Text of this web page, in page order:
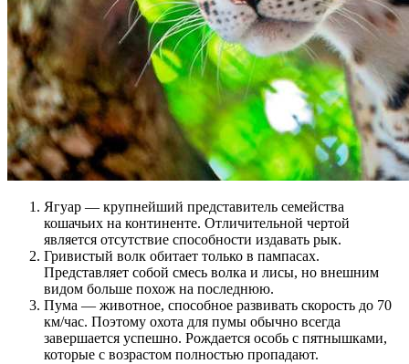
Ягуар — крупнейший представитель семейства
кошачьих на континенте. Отличительной чертой
является отсутствие способности издавать рык.
Гривистый волк обитает только в пампасах.
Представляет собой смесь волка и лисы, но внешним
видом больше похож на последнюю.
Пума — животное, способное развивать скорость до 70
км/час. Поэтому охота для пумы обычно всегда
завершается успешно. Рождается особь с пятнышками,
которые с возрастом полностью пропадают.